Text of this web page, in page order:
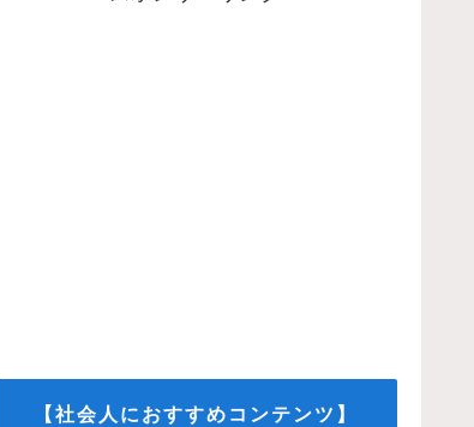
【社会人におすすめコンテンツ】